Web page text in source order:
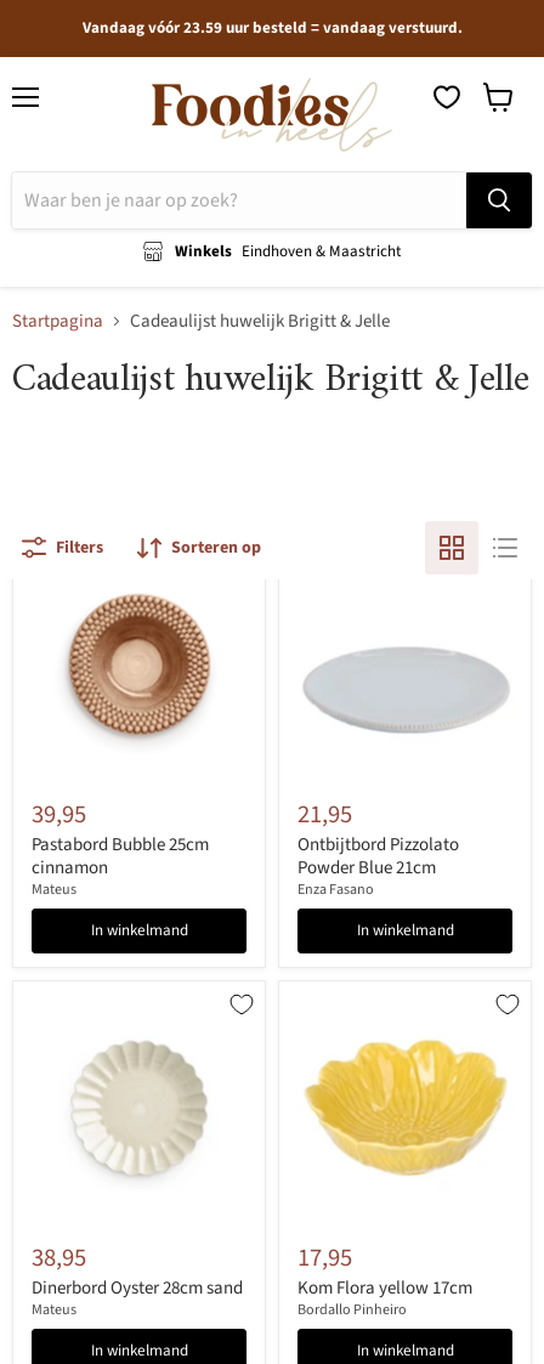
Vandaag vóór 23.59 uur besteld = vandaag verstuurd.
Winkels Eindhoven & Maastricht
Startpagina Cadeaulijst huwelijk Brigitt & Jelle
Cadeaulijst huwelijk Brigitt & Jelle
Filters Sorteren op
39,95
Pastabord Bubble 25cm
cinnamon
Mateus
In winkelmand
21,95
Ontbijtbord Pizzolato
Powder Blue 21cm
Enza Fasano
In winkelmand
38,95
Dinerbord Oyster 28cm sand
Mateus
In winkelmand
17,95
Kom Flora yellow 17cm
Bordallo Pinheiro
In winkelmand